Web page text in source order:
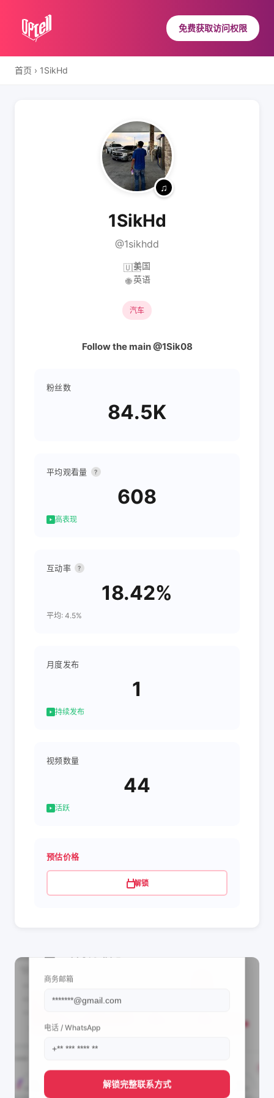
免费获取访问权限
首页 › 1SikHd
1SikHd
@1sikhdd
🇺🇸美国
🌐 英语
汽车
Follow the main @1Sik08
粉丝数
84.5K
平均观看量 ?
608
高表现
互动率 ?
18.42%
平均: 4.5%
月度发布
1
持续发布
视频数量
44
活跃
预估价格
解锁
商务邮箱
电话 / WhatsApp
解锁完整联系方式